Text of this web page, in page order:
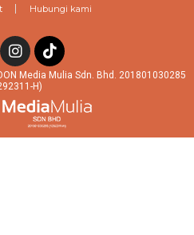
Hubungi kami
Media Mulia Sdn. Bhd. 201801030285
H)